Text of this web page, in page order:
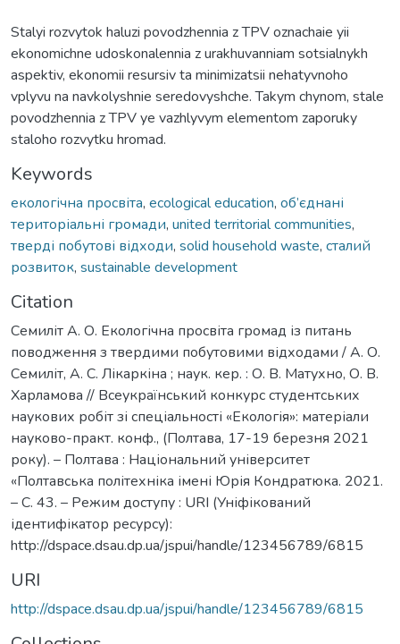
Stalyi rozvytok haluzi povodzhennia z TPV oznachaie yii
ekonomichne udoskonalennia z urakhuvanniam sotsialnykh
aspektiv, ekonomii resursiv ta minimizatsii nehatyvnoho
vplyvu na navkolyshnie seredovyshche. Takym chynom, stale
povodzhennia z TPV ye vazhlyvym elementom zaporuky
staloho rozvytku hromad.
Keywords
екологічна просвіта, ecological education, об’єднані
територіальні громади, united territorial communities,
тверді побутові відходи, solid household waste, сталий
розвиток, sustainable development
Citation
Семиліт А. О. Екологічна просвіта громад із питань
поводження з твердими побутовими відходами / А. О.
Семиліт, А. С. Лікаркіна ; наук. кер. : О. В. Матухно, О. В.
Харламова // Всеукраїнський конкурс студентських
наукових робіт зі спеціальності «Екологія»: матеріали
науково-практ. конф., (Полтава, 17-19 березня 2021
року). – Полтава : Національний університет
«Полтавська політехніка імені Юрія Кондратюка. 2021.
– С. 43. – Режим доступу : URI (Уніфікований
ідентифікатор ресурсу):
http://dspace.dsau.dp.ua/jspui/handle/123456789/6815
URI
http://dspace.dsau.dp.ua/jspui/handle/123456789/6815